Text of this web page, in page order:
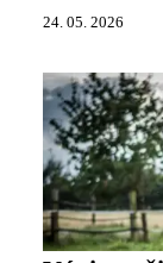
24. 05. 2026